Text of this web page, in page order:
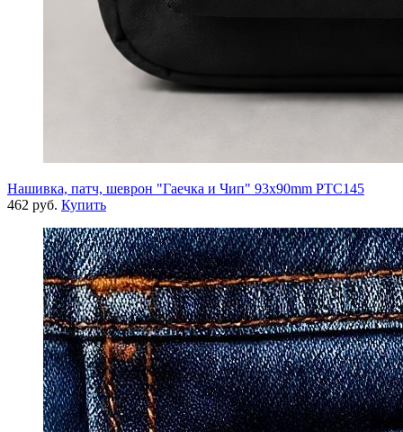
Нашивка, патч, шеврон "Гаечка и Чип" 93x90mm PTC145
462 руб. Купить